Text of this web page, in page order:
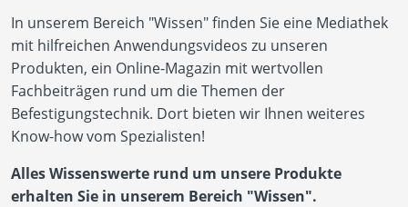
In unserem Bereich "Wissen" finden Sie eine Mediathek
mit hilfreichen Anwendungsvideos zu unseren
Produkten, ein Online-Magazin mit wertvollen
Fachbeiträgen rund um die Themen der
Befestigungstechnik. Dort bieten wir Ihnen weiteres
Know-how vom Spezialisten!
Alles Wissenswerte rund um unsere Produkte
erhalten Sie in unserem Bereich "Wissen".